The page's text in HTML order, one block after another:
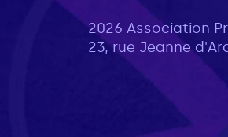
2026 Association
23, rue Jeanne